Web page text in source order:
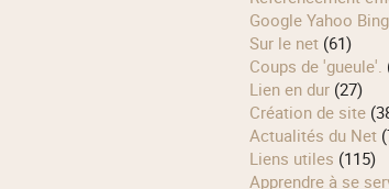
Google Yahoo
Sur le net(61)
Coups de 'gueule'.
Lien en dur(27)
Création de site
Actualités du Net
Liens utiles (115)
Apprendre à se